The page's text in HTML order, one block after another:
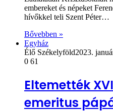
embereket és népeket
hívőkkel teli Szent Péter…
Bővebben »
Egyház
Élő Székelyföld2023.
0 61
Eltemették
emeritus